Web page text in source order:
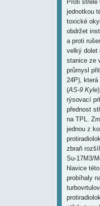
Proti střele
jednotkou
toxické
obdržet
a proti
velký dolet
stanice ze
průmysl
24P),
(AS-9 Kyle
rýsovací
přednost
na TPL.
jednou z
zbraň
Su-17M3/
hlavice
probíhaly